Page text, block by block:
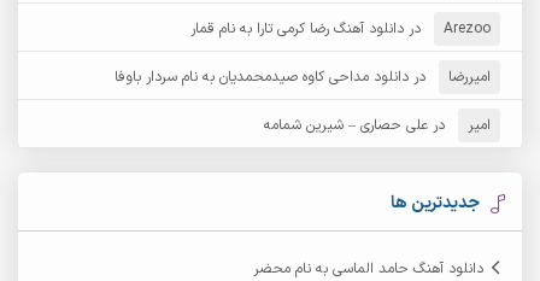
آرش مبهم آرش مستشیری
آرش مهرابی آرش نظری
آرشام
آرکاداش
Arezoo در دانلود آهنگ رضا کرمی تارا به نام قمار
امیررضا در دانلود مداحی کاوه صیدمحمدیان به نام سردار باوفا
امیر در علی حصاری – شیرین شمامه
جدیدترین ها
دانلود آهنگ حامد الماسی به نام محضر